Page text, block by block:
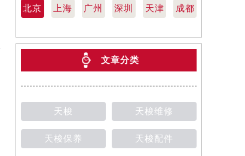
北京 上海 广州 深圳 天津 成都
文章分类
天梭 天梭维修
天梭保养 天梭配件